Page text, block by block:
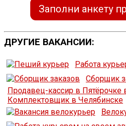
Заполни анкету
ДРУГИЕ ВАКАНСИИ:
Работа
Сборщик
Продавец-кассир в Пятёрочке
Комплектовщик в Челябинске